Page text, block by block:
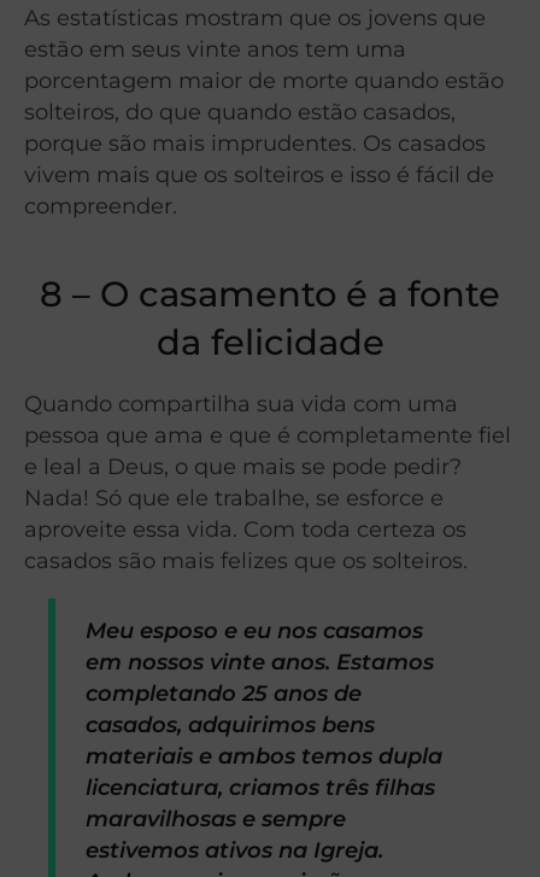
As estatísticas mostram que os jovens que
estão em seus vinte anos tem uma
porcentagem maior de morte quando estão
solteiros, do que quando estão casados,
porque são mais imprudentes. Os casados
vivem mais que os solteiros e isso é fácil de
compreender.
8 – O casamento é a fonte
da felicidade
Quando compartilha sua vida com uma
pessoa que ama e que é completamente fiel
e leal a Deus, o que mais se pode pedir?
Nada! Só que ele trabalhe, se esforce e
aproveite essa vida. Com toda certeza os
casados são mais felizes que os solteiros.
Meu esposo e eu nos casamos
em nossos vinte anos. Estamos
completando 25 anos de
casados, adquirimos bens
materiais e ambos temos dupla
licenciatura, criamos três filhas
maravilhosas e sempre
estivemos ativos na Igreja.